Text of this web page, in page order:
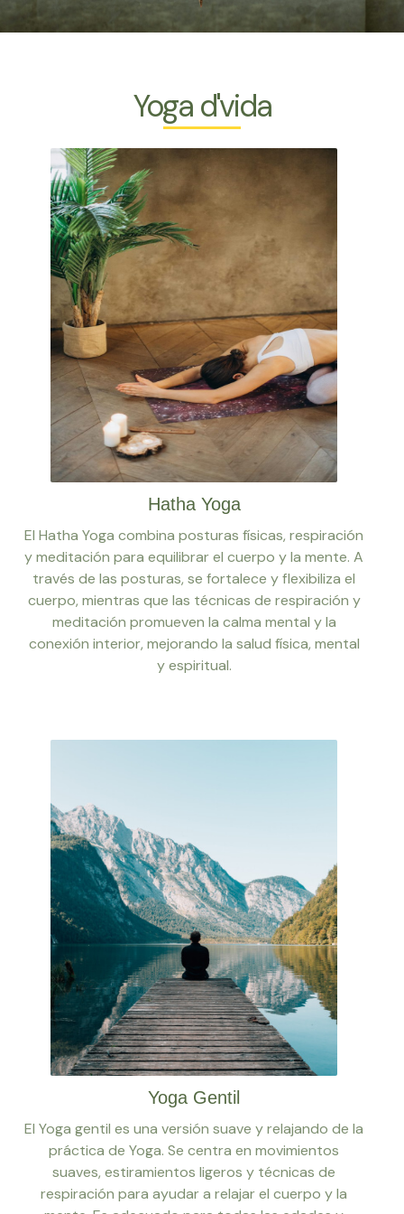
Yoga d'vida
Hatha Yoga
El Hatha Yoga combina posturas físicas, respiración
y meditación para equilibrar el cuerpo y la mente. A
través de las posturas, se fortalece y flexibiliza el
cuerpo, mientras que las técnicas de respiración y
meditación promueven la calma mental y la
conexión interior, mejorando la salud física, mental
y espiritual.
Yoga Gentil
El Yoga gentil es una versión suave y relajando de la
práctica de Yoga. Se centra en movimientos
suaves, estiramientos ligeros y técnicas de
respiración para ayudar a relajar el cuerpo y la